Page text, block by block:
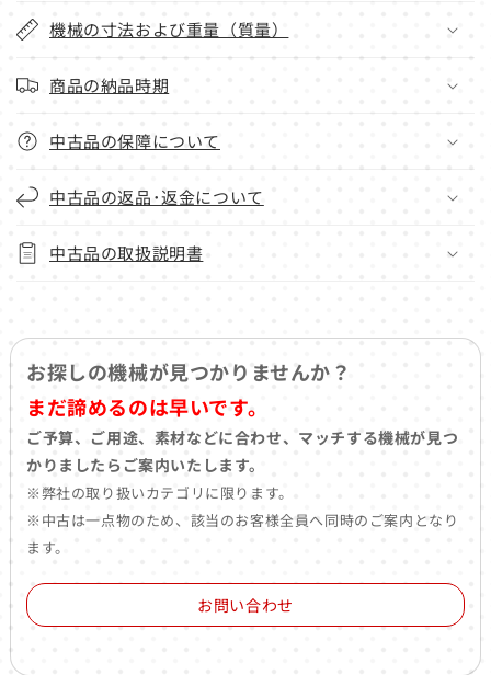
機械の寸法および重量（質量）
商品の納品時期
中古品の保障について
中古品の返品･返金について
中古品の取扱説明書
お探しの機械が見つかりませんか？
まだ諦めるのは早いです。
ご予算、ご用途、素材などに合わせ、マッチする機械が見つ
かりましたらご案内いたします。
※弊社の取り扱いカテゴリに限ります。
※中古は一点物のため、該当のお客様全員へ同時のご案内となり
ます。
お問い合わせ